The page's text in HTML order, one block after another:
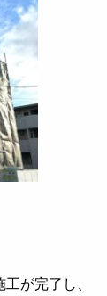
が完了し、